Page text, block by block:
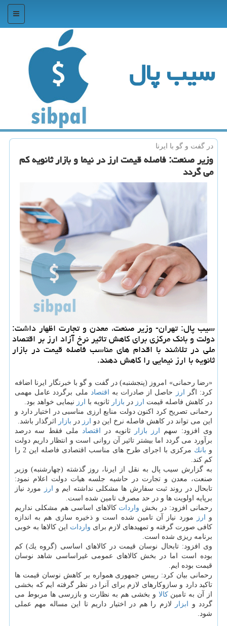
منو
سیب پال
در گفت و گو با ایرنا
وزیر صنعت: فاصله قیمت ارز در نیما و بازار ثانویه كم
می گردد
سیب پال: تهران- وزیر صنعت، معدن و تجارت اظهار داشت:
دولت و بانك مركزی برای كاهش تاثیر نرخ آزاد ارز بر اقتصاد
ملی در تلاشند با اقدام های مناسب فاصله قیمت در بازار
ثانویه با ارز نیمایی را كاهش دهند.
«رضا رحمانی» امروز (پنجشنبه) در گفت و گو با خبرنگار ایرنا اضافه
كرد: اگر ارز حاصل از صادرات به اقتصاد ملی برگردد عامل مهمی
در كاهش فاصله قیمت ارز در بازار ثانویه با ارز نیمایی خواهد بود.
رحمانی تصریح كرد اكنون دولت منابع ارزی مناسبی در اختیار دارد و
این می تواند در كاهش فاصله نرخ این دو ارز در بازار اثرگذار باشد.
وی افزود: سهم ارز بازار ثانویه در اقتصاد
ملی فقط سه درصد
برآورد می گردد اما بیشتر تاثیر آن روانی است و انتظار داریم دولت
و بانك
مركزی با اجرای طرح های مناسب اقتصادی فاصله این 2 را
كم كند.
به گزارش سیب پال به نقل از ایرنا، روز گذشته (چهارشنبه) وزیر
صنعت، معدن و تجارت در حاشیه جلسه هیات دولت اعلام نمود:
تابحال در روند ثبت سفارش ها مشكلی نداشته ایم و ارز
مورد نیاز
برپایه اولویت ها و در حد مصرف تامین شده است.
رحمانی افزود: در بخش واردات كالاهای اساسی هم مشكلی نداریم
و ارز
مورد نیاز آن تامین شده است و ذخیره سازی هم به اندازه
كافی صورت گرفته و تمهیدهای لازم برای واردات این كالاها به خوبی
برنامه ریزی شده است.
وی افزود: تابحال نوسان قیمت در كالاهای اساسی (گروه یك) كم
بوده است اما در بخش كالاهای عمومی غیراساسی شاهد نوسان
قیمت بوده ایم.
رحمانی بیان كرد: رییس جمهوری همواره بر كاهش نوسان قیمت ها
تاكید دارد و سازوكارهای لازم برای آنرا در نظر گرفته ایم كه بخشی
از آن به تامینكالا و بخشی هم به نظارت و بازرسی ها مربوط می
گردد و ابزار
لازم را هم در اختیار داریم تا این مساله مهم عملی
شود.